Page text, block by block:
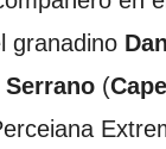
granadino
(